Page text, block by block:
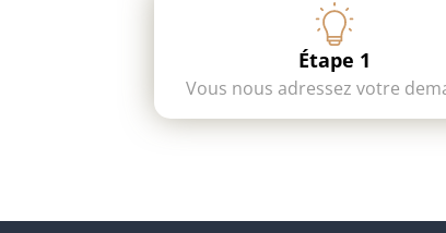
Étape 1
Vous nous adressez votre